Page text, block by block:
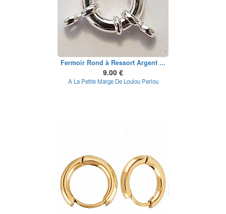
Fermoir Rond à Ressort Argent ...
9.00 €
A La Petite Marge De Loulou Perlou